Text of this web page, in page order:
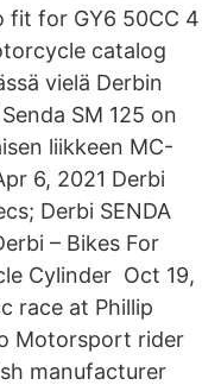
fit for GY6 50CC 4
catalog
vielä Derbin
SM 125 on
liikkeen MC-
6, 2021 Derbi
Derbi SENDA
– Bikes For
Cylinder Oct 19,
race at Phillip
Motorsport rider
manufacturer